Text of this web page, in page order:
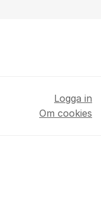
Logga in
Om cookies